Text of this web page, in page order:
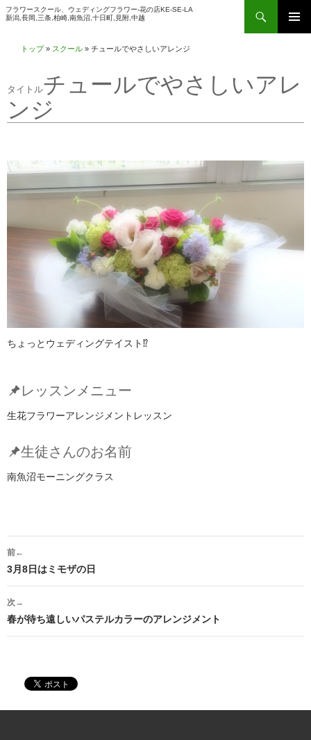
フラワースクール、ウェディングフラワー-花の店KE-SE-LA
新潟,長岡,三条,柏崎,南魚沼,十日町,見附,中越
検
索
トップ» スクール » チュールでやさしいアレンジ
チュールでやさしいアレ
ンジ
ちょっとウェディングテイスト⁉
レッスンメニュー
生花フラワーアレンジメントレッスン
生徒さんのお名前
南魚沼モーニングクラス
投
稿
ナ
ビ
シ
ョ
前←
3月8日はミモザの日
次→
春が待ち遠しいパステルカラーのアレンジメント